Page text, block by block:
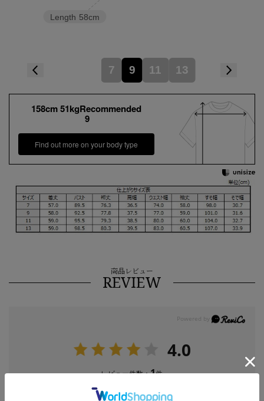
Length 58cm
7 9 11 13
158cm 51kgRecommended
9
Find out more on your body type
商品レビュー
REVIEW
4.0
レビュー件数：1件